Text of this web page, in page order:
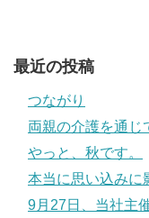
最近の投稿
つながり
両親の介護を通じ
やっと、秋です。
本当に思い込みに
9月27日、当社主